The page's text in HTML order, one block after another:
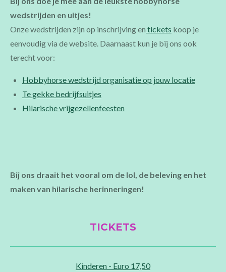
wedstrijden en uitjes!
Onze wedstrijden zijn op inschrijving en tickets koop je
eenvoudig via de website. Daarnaast kun je bij ons ook
terecht voor:
Hobbyhorse wedstrijd organisatie op jouw locatie
Te gekke bedrijfsuitjes
Hilarische vrijgezellenfeesten
Bij ons draait het vooral om de lol, de beleving en het
maken van hilarische herinneringen!
TICKETS
Kinderen - Euro 17,50